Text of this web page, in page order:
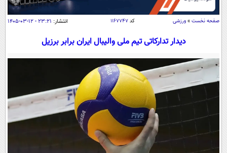
اقتصاد
اقتصادی
جامعه
حوادث
سلامت
یک برش دانایی
محیط زیست
سفر و تفریح
بین الملل
سیاست خارجی
فرهنگ و هنر
علم و دانش
فناوری و It
علمی
قرآن
گوناگون
صفحه نخست » ورزشی کد۱۱۶۷۷۴۷ انتشار: ۲۳:۲۱ - ۱۲-۰۳-۱۴۰۵
دیدار تدارکاتی تیم ملی والیبال ایران برابر برزیل